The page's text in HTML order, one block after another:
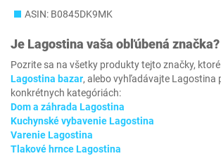
ASIN: B0845DK9MK
Je Lagostina vaša obľúbená značka?
Pozrite sa na všetky produkty tejto značky,
Lagostina bazar, alebo vyhľadávajte Lagostina
konkrétnych kategóriách:
Dom a záhrada Lagostina
Kuchynské vybavenie Lagostina
Varenie Lagostina
Tlakové hrnce Lagostina